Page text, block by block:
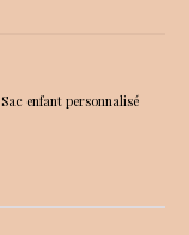
Sac enfant personnalisé